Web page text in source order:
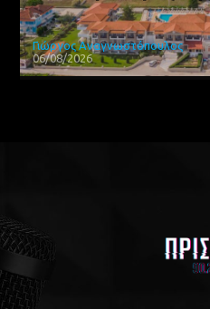
Γιώργος Αναγνωστόπουλος
06/08/2026